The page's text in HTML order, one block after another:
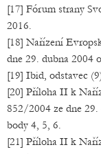
[17] Fórum strany
2016.
[18] Nařízení
dne 29. dubna 2004
[19] Ibid, odstavec
[20] Příloha II k
852/2004 ze dne
body 4, 5, 6.
[21] Příloha II k